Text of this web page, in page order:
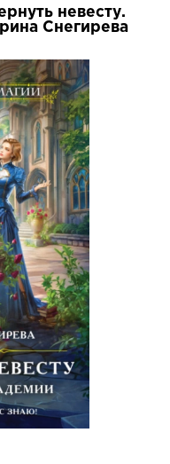
невесту.
Снегирева